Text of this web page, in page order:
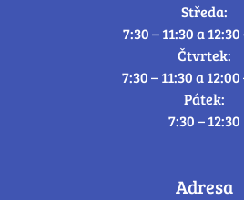
Středa:
7:30 – 11:30 a 12:30
Čtvrtek:
7:30 – 11:30 a 12:00
Pátek:
7:30 – 12:30
Adresa